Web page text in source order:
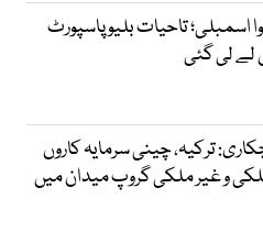
اسمبلی؛ تاحیات بلیو پاسپورٹ
لی گئی
ترکیہ، چینی سرمایہ کاروں